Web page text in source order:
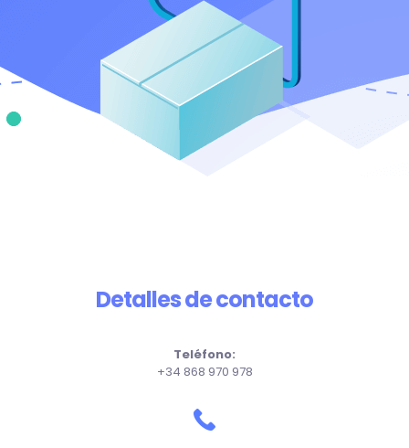
Detalles de contacto
Teléfono:
+34 868 970 978